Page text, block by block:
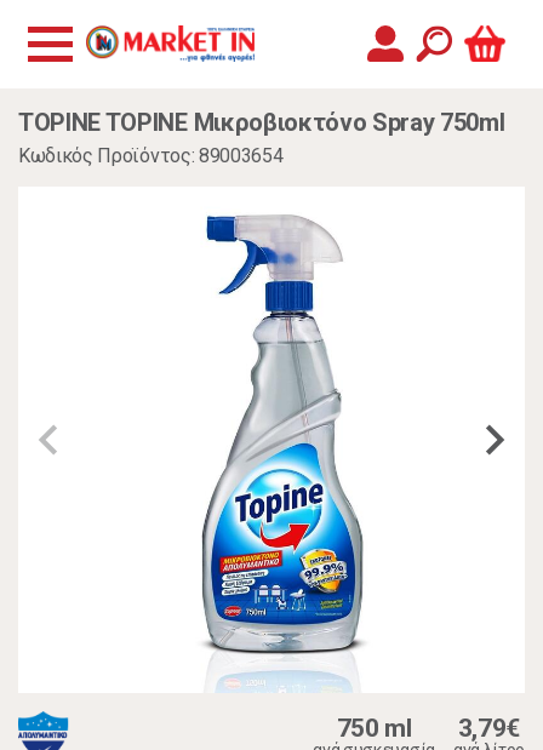
TOPINE TOPINE Μικροβιοκτόνο Spray 750ml
Κωδικός Προϊόντος: 89003654
750 ml 3,79€